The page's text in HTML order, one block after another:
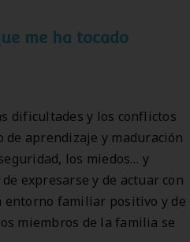
me ha tocado
dificultades y los conflictos
de aprendizaje y maduración
los miedos… y
expresarse y de actuar con
entorno familiar positivo y de
miembros de la familia se